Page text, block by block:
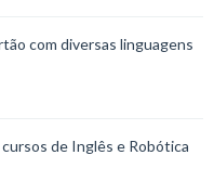
com diversas linguagens
de Inglês e Robótica